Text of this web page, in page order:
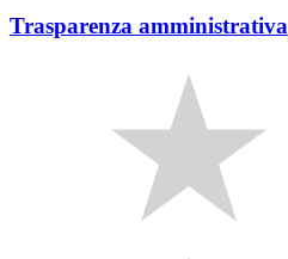
Trasparenza amministrativa